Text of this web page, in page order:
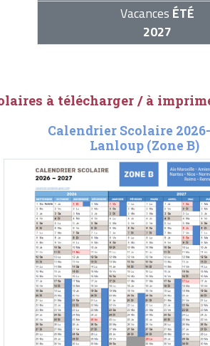
Vacances ÉTÉ
2027
à télécharger / à
Calendrier Scolaire
Lanloup (Zone B)